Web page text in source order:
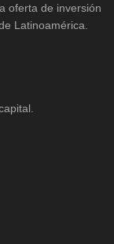
oferta de inversión
Latinoamérica.